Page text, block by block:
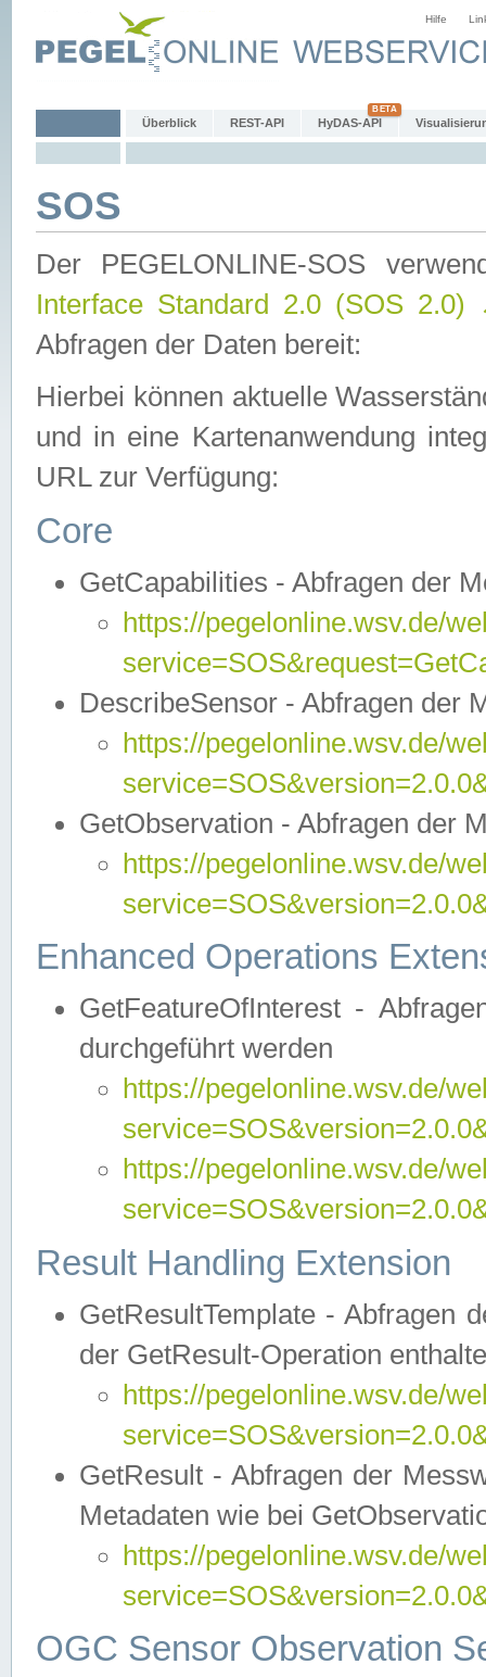
Hilfe
Überblick REST-API HyDAS-API
SOS
Der PEGELONLINE-SOS
Interface Standard 2.0 (SOS 2.0)
Abfragen der Daten bereit:
Hierbei können aktuelle
und in eine Kartenanwendung
URL zur Verfügung:
Core
GetCapabilities - Abfragen der
https://pegelonline.wsv.de/
DescribeSensor - Abfragen der
https://pegelonline.wsv.de/
GetObservation - Abfragen der
https://pegelonline.wsv.de/
Enhanced Operations
GetFeatureOfInterest -
durchgeführt werden
https://pegelonline.wsv.de/
https://pegelonline.wsv.de/
Result Handling Extension
GetResultTemplate - Abfragen
der GetResult-Operation
https://pegelonline.wsv.de/
GetResult - Abfragen der
Metadaten wie bei
https://pegelonline.wsv.de/
OGC Sensor Observation